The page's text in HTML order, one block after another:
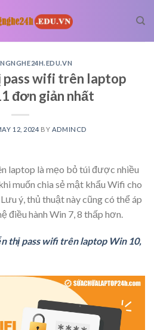
pass wifi trên laptop
đơn giản nhất
12, 2024 BY ADMINCD
laptop là mẹo bỏ túi được nhiều
muốn chia sẻ mật khẩu Wifi cho
ý, thủ thuật này cũng có thể áp
điều hành Win 7, 8 thấp hơn.
thị pass wifi trên laptop Win 10,